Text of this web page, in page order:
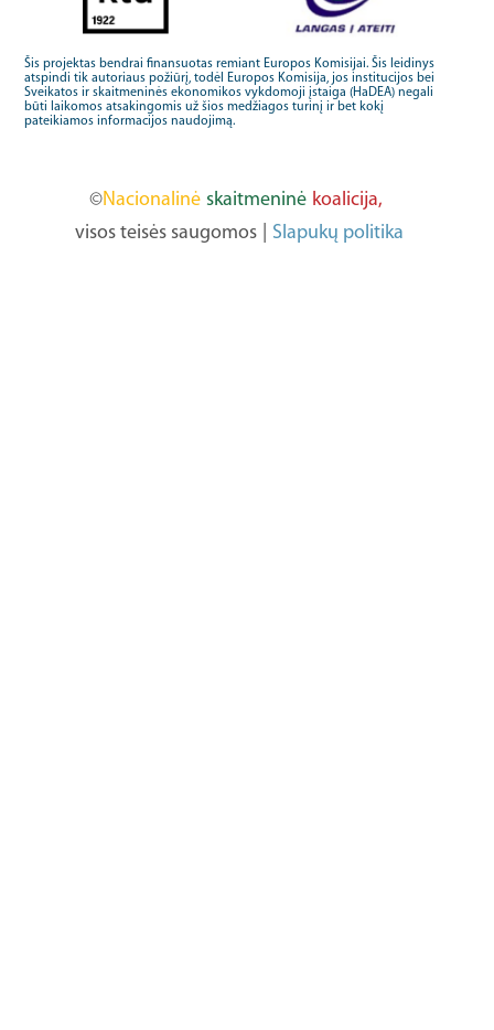
Šis projektas bendrai finansuotas remiant Europos Komisijai. Šis leidinys
atspindi tik autoriaus požiūrį, todėl Europos Komisija, jos institucijos bei
Sveikatos ir skaitmeninės ekonomikos vykdomoji įstaiga (HaDEA) negali
būti laikomos atsakingomis už šios medžiagos turinį ir bet kokį
pateikiamos informacijos naudojimą.
©Nacionalinė skaitmeninė koalicija,
visos teisės saugomos
Slapukų politika